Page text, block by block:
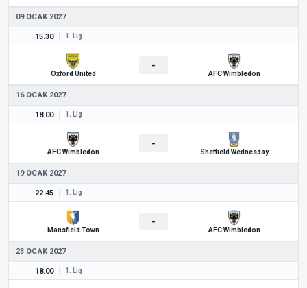
09 OCAK 2027
15.30 1. Lig
Oxford United
-
AFC Wimbledon
16 OCAK 2027
18.00 1. Lig
AFC Wimbledon
-
Sheffield Wednesday
19 OCAK 2027
22.45 1. Lig
Mansfield Town
-
AFC Wimbledon
23 OCAK 2027
18.00 1. Lig